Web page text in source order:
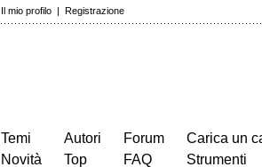
Il mio profilo | Registrazione
Temi
Novità
Autori
Top
Forum
FAQ
Carica un
Strumenti